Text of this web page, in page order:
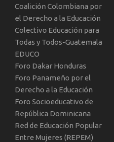
Coalición Colombiana por
el Derecho a la Educación
Colectivo Educación para
Todas y Todos-Guatemala
EDUCO
Foro Dakar Honduras
Foro Panameño por el
Derecho a la Educación
Foro Socioeducativo de
República Dominicana
Red de Educación Popular
Entre Mujeres (REPEM)